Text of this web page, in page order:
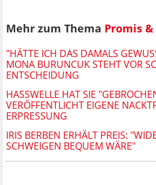
Mehr zum Thema Promis
"HÄTTE ICH DAS DAMALS
MONA BURUNCUK STEHT VOR
ENTSCHEIDUNG
HASSWELLE HAT SIE
VERÖFFENTLICHT EIGENE
ERPRESSUNG
IRIS BERBEN ERHÄLT PREIS:
SCHWEIGEN BEQUEM WÄRE"